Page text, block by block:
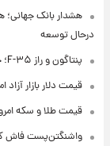
هشدار بانک
درحال توسعه
پنتاگون و راز F-۳۵؛ حذف بی‌سابقه گزارش‌های عملکرد جنگنده‌های نسل پنجم
قیمت دلار بازار آزاد امروز
قیمت طلا و سکه امروز
واشنگتن‌پست فاش